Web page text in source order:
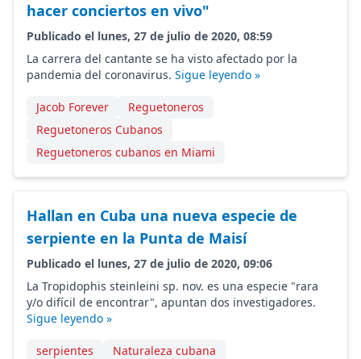
hacer conciertos en vivo"
Publicado el lunes, 27 de julio de 2020, 08:59
La carrera del cantante se ha visto afectado por la
pandemia del coronavirus. Sigue leyendo »
Jacob Forever
Reguetoneros
Reguetoneros Cubanos
Reguetoneros cubanos en Miami
Hallan en Cuba una nueva especie de
serpiente en la Punta de Maisí
Publicado el lunes, 27 de julio de 2020, 09:06
La Tropidophis steinleini sp. nov. es una especie "rara
y/o difícil de encontrar", apuntan dos investigadores.
Sigue leyendo »
serpientes
Naturaleza cubana